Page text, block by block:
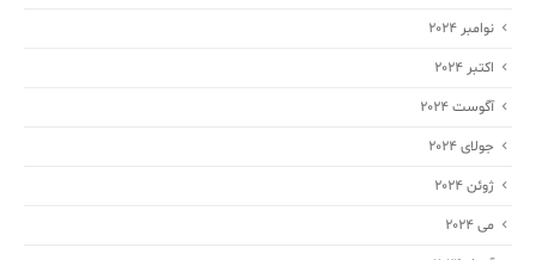
نوامبر 2024
اکتبر 2024
آگوست 2024
جولای 2024
ژوئن 2024
می 2024